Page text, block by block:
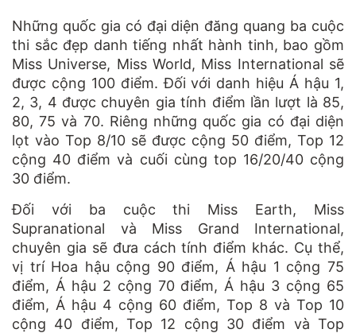
Những quốc gia có đại diện đăng quang ba cuộc
thi sắc đẹp danh tiếng nhất hành tinh, bao gồm
Miss Universe, Miss World, Miss International sẽ
được cộng 100 điểm. Đối với danh hiệu Á hậu 1,
2, 3, 4 được chuyên gia tính điểm lần lượt là 85,
80, 75 và 70. Riêng những quốc gia có đại diện
lọt vào Top 8/10 sẽ được cộng 50 điểm, Top 12
cộng 40 điểm và cuối cùng top 16/20/40 cộng
30 điểm.
Đối với ba cuộc thi Miss Earth, Miss
Supranational và Miss Grand International,
chuyên gia sẽ đưa cách tính điểm khác. Cụ thể,
vị trí Hoa hậu cộng 90 điểm, Á hậu 1 cộng 75
điểm, Á hậu 2 cộng 70 điểm, Á hậu 3 cộng 65
điểm, Á hậu 4 cộng 60 điểm, Top 8 và Top 10
cộng 40 điểm, Top 12 cộng 30 điểm và Top